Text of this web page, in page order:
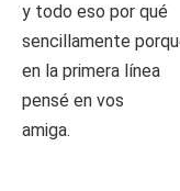
y todo eso por qué
sencillamente
en la primera línea
pensé en vos
amiga.